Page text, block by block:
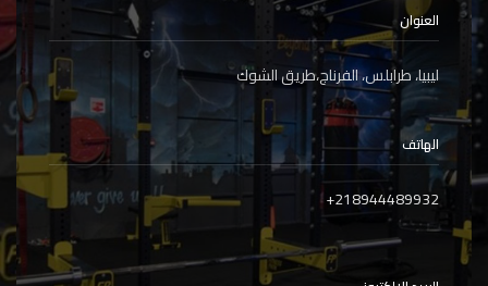
العنوان
ليبيا، طرابلس، الفرناج،طريق الشوك
الهاتف
218944489932
+